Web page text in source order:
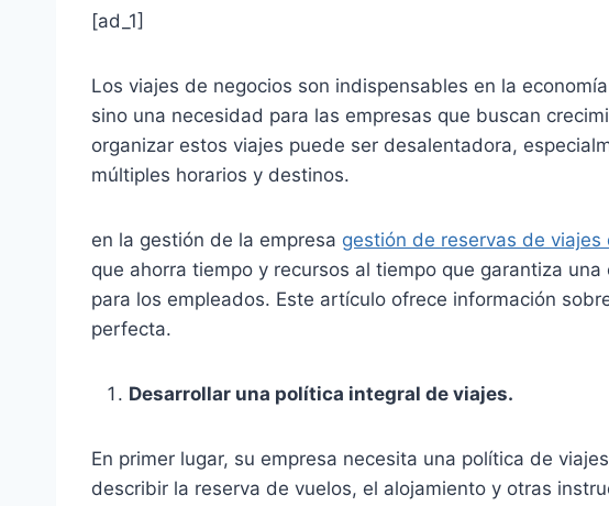
[ad_1]
Los viajes de negocios son indispensables en la
sino una necesidad para las empresas que buscan
organizar estos viajes puede ser desalentadora,
múltiples horarios y destinos.
en la gestión de la empresa gestión de reservas de viajes
que ahorra tiempo y recursos al tiempo que garantiza
para los empleados. Este artículo ofrece información
perfecta.
Desarrollar una política integral de viajes.
En primer lugar, su empresa necesita una política de
describir la reserva de vuelos, el alojamiento y otras